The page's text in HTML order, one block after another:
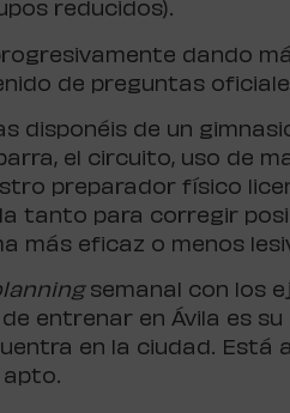
reducidos).
dando
de preguntas
disponéis de un
el circuito, uso de
preparador físico
tanto para corregir
más eficaz o menos
semanal con los
entrenar en Ávila es
en la ciudad.
apto.